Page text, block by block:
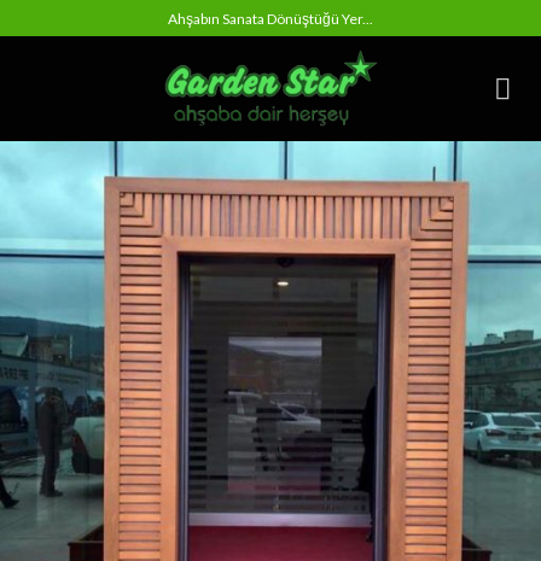
to
Ahşabın Sanata Dönüştüğü Yer...